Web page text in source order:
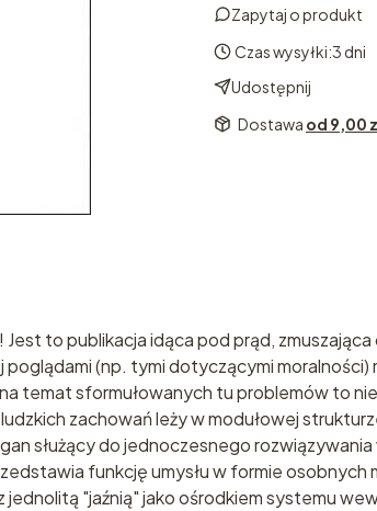
Zapytaj o produkt
Czas wysyłki:3 dni
Udostępnij
Dostawa od 9,00
to publikacja idąca pod prąd,
(np. tymi dotyczącymi moralności)
temat sformułowanych tu problemów to
zachowań leży w modułowej
służący do jednoczesnego
funkcję umysłu w formie osobnych
"jaźnią" jako ośrodkiem systemu